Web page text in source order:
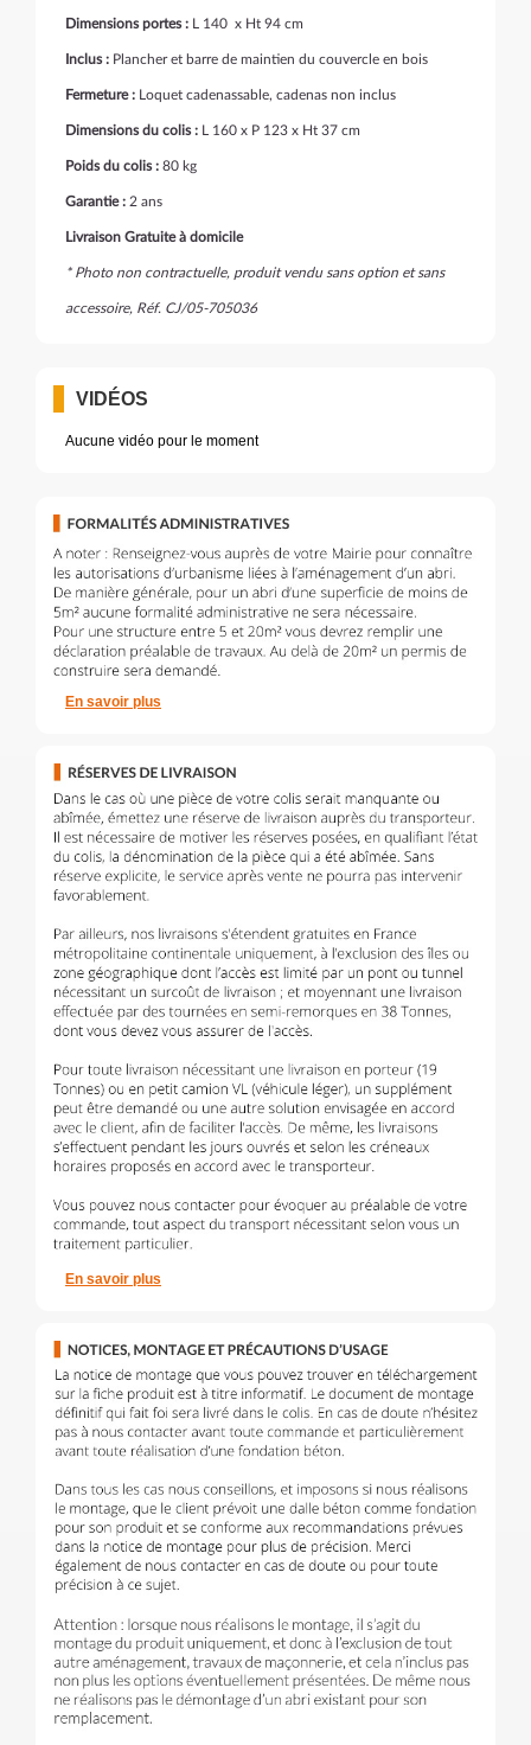
Dimensions portes : L 140 x Ht 94 cm
Inclus : Plancher et barre de maintien du couvercle en bois
Fermeture : Loquet cadenassable, cadenas non inclus
Dimensions du colis : L 160 x P 123 x Ht 37 cm
Poids du colis : 80 kg
Garantie : 2 ans
Livraison Gratuite à domicile
* Photo non contractuelle, produit vendu sans option et sans
accessoire, Réf. CJ/05-705036
VIDÉOS
Aucune vidéo pour le moment
En savoir plus
En savoir plus